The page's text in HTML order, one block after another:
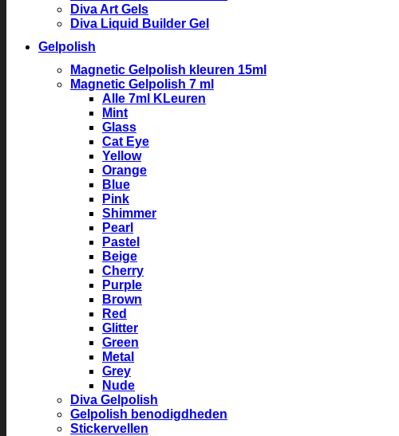
Diva Art Gels
Diva Liquid Builder Gel
Gelpolish
Magnetic Gelpolish kleuren 15ml
Magnetic Gelpolish 7 ml
Alle 7ml KLeuren
Mint
Glass
Cat Eye
Yellow
Orange
Blue
Pink
Shimmer
Pearl
Pastel
Beige
Cherry
Purple
Brown
Red
Glitter
Green
Metal
Grey
Nude
Diva Gelpolish
Gelpolish benodigdheden
Stickervellen